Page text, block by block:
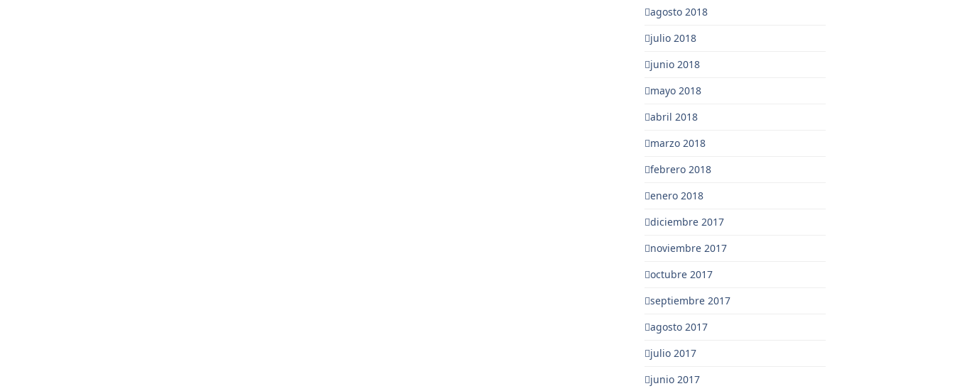
agosto 2018
julio 2018
junio 2018
mayo 2018
abril 2018
marzo 2018
febrero 2018
enero 2018
diciembre 2017
noviembre 2017
octubre 2017
septiembre 2017
agosto 2017
julio 2017
junio 2017